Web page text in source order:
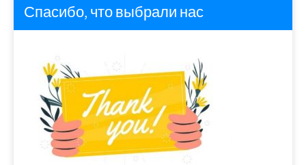
Спасибо, что выбрали нас